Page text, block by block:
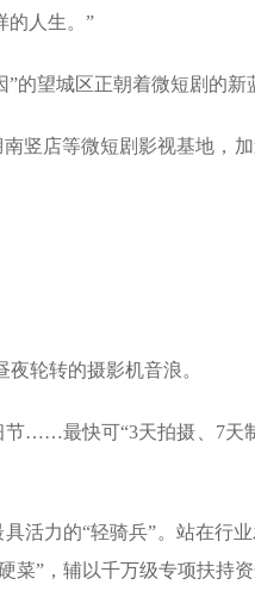
的人生。”
望城区正朝着微短剧的新
竖店等微短剧影视基地
轮转的摄影机音浪。
……最快可“3天拍摄、7天
活力的“轻骑兵”。站在行
”，辅以千万级专项扶持